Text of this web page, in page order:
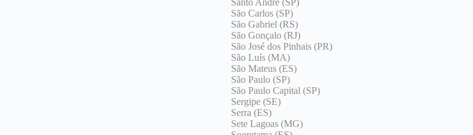
São Carlos (SP)
São Gabriel (RS)
São Gonçalo (RJ)
São José dos Pinhais (PR)
São Luís (MA)
São Mateus (ES)
São Paulo (SP)
São Paulo Capital (SP)
Sergipe (SE)
Serra (ES)
Sete Lagoas (MG)